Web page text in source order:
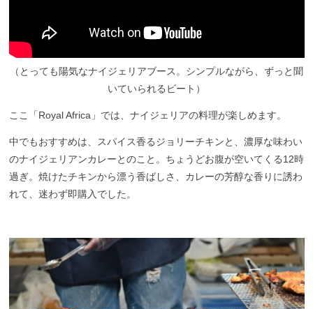
（とっても陽気なナイジェリアブース。シンプルながら、ずっと聞
いていられるビート）
ここ「Royal Africa」では、ナイジェリアの料理が楽しめます。
中でもおすすめは、スパイス香るジョリーチキンと、濃厚な味わい
のナイジェリアンカレーとのこと。ちょうどお腹が空いてくる12時
過ぎ。焼けたチキンから漂う香ばしさ、カレーの芳醇な香りに誘わ
れて、迷わず即購入でした。